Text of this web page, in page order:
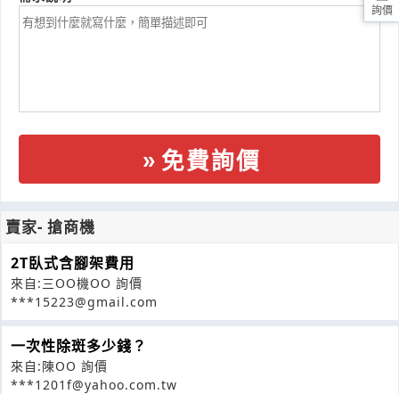
免費詢價
賣家- 搶商機
2T臥式含腳架費用
來自:三OO機OO 詢價
***15223@gmail.com
一次性除斑多少錢？
來自:陳OO 詢價
***1201f@yahoo.com.tw
詢價